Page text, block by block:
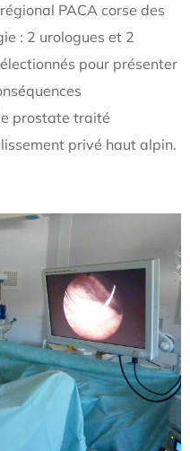
PACA corse des
: 2 urologues et 2
pour présenter
prostate traité
privé haut alpin.